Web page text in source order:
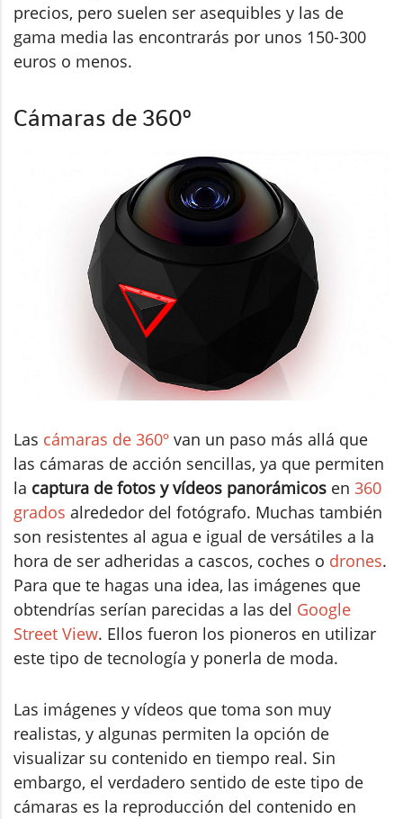
precios, pero suelen ser asequibles y las de
gama media las encontrarás por unos 150-300
euros o menos.
Cámaras de 360º
Las cámaras de 360º van un paso más allá que
las cámaras de acción sencillas, ya que permiten
la captura de fotos y vídeos panorámicos en 360
grados alrededor del fotógrafo. Muchas también
son resistentes al agua e igual de versátiles a la
hora de ser adheridas a cascos, coches o drones.
Para que te hagas una idea, las imágenes que
obtendrías serían parecidas a las del Google
Street View. Ellos fueron los pioneros en utilizar
este tipo de tecnología y ponerla de moda.
Las imágenes y vídeos que toma son muy
realistas, y algunas permiten la opción de
visualizar su contenido en tiempo real. Sin
embargo, el verdadero sentido de este tipo de
cámaras es la reproducción del contenido en